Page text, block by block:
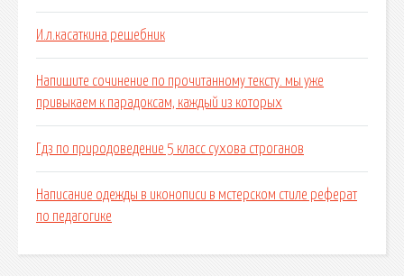
И.л.касаткина решебник
Напишите сочинение по прочитанному тексту. мы уже
привыкаем к парадоксам, каждый из которых
Гдз по природоведение 5 класс сухова строганов
Написание одежды в иконописи в мстерском стиле реферат
по педагогике